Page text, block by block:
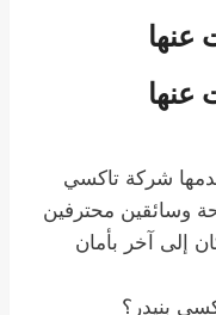
عنها
عنها
شركة تاكسي
وسائقين محترفين
إلى آخر بأمان
بنيدر؟